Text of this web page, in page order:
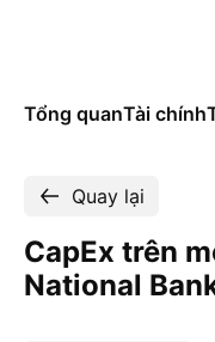
Tổng quanTài chính
Quay lại
CapEx trên
National